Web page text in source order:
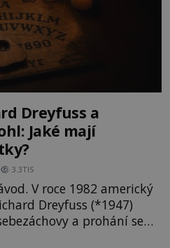
Dreyfuss a
Jaké mají
3.3TIS
V roce 1982 americký
Dreyfuss (*1947)
a prohání se
jako utržený ze